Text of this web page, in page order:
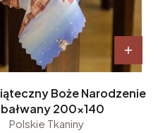
Boże Narodzenie
200x140
Polskie Tkaniny